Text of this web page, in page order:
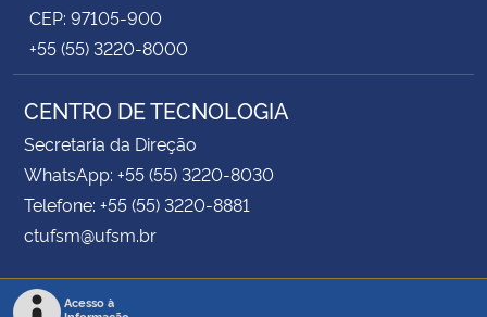
CEP: 97105-900
+55 (55) 3220-8000
CENTRO DE TECNOLOGIA
Secretaria da Direção
WhatsApp: +55 (55) 3220-8030
Telefone: +55 (55) 3220-8881
ctufsm@ufsm.br
Acesso à